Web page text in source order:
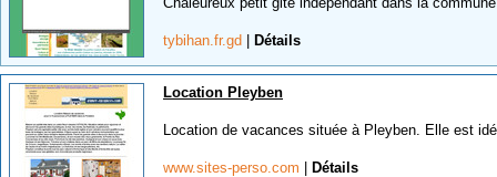
tybihan.fr.gd Détails
Location Pleyben
Location de vacances située à Pleyben. Elle est
www.sites-perso.com Détails